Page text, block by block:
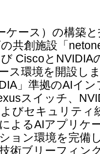
ケース）の構築
共創施設「
CiscoとNVIDIA
ス環境を開設し
」準拠のAIイ
スイッチ、
びセキュリティ
よるAIアプリケ
ョン環境を完備
術ブリーフィン